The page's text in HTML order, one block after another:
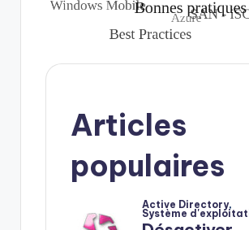
Articles
populaires